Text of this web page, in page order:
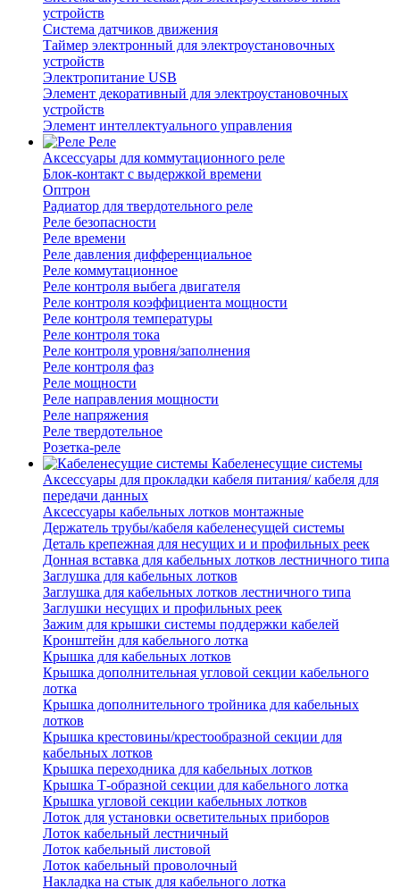
устройств
Система датчиков движения
Таймер электронный для электроустановочных
устройств
Электропитание USB
Элемент декоративный для электроустановочных
устройств
Элемент интеллектуального управления
Реле
Аксессуары для коммутационного реле
Блок-контакт с выдержкой времени
Оптрон
Радиатор для твердотельного реле
Реле безопасности
Реле времени
Реле давления дифференциальное
Реле коммутационное
Реле контроля выбега двигателя
Реле контроля коэффициента мощности
Реле контроля температуры
Реле контроля тока
Реле контроля уровня/заполнения
Реле контроля фаз
Реле мощности
Реле направления мощности
Реле напряжения
Реле твердотельное
Розетка-реле
Кабеленесущие системы
Аксессуары для прокладки кабеля питания/ кабеля для
передачи данных
Аксессуары кабельных лотков монтажные
Держатель трубы/кабеля кабеленесущей системы
Деталь крепежная для несущих и и профильных реек
Донная вставка для кабельных лотков лестничного типа
Заглушка для кабельных лотков
Заглушка для кабельных лотков лестничного типа
Заглушки несущих и профильных реек
Зажим для крышки системы поддержки кабелей
Кронштейн для кабельного лотка
Крышка для кабельных лотков
Крышка дополнительная угловой секции кабельного
лотка
Крышка дополнительного тройника для кабельных
лотков
Крышка крестовины/крестообразной секции для
кабельных лотков
Крышка переходника для кабельных лотков
Крышка Т-образной секции для кабельного лотка
Крышка угловой секции кабельных лотков
Лоток для установки осветительных приборов
Лоток кабельный лестничный
Лоток кабельный листовой
Лоток кабельный проволочный
Накладка на стык для кабельного лотка